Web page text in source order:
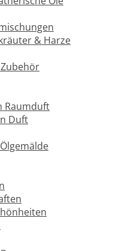
& Harze
Raumduft
Duft